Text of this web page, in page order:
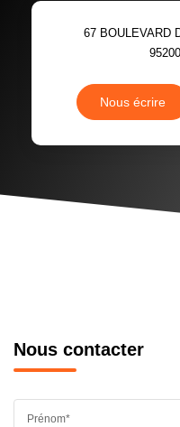
67 BOULEVARD
95200
Nous écrire
Nous contacter
Prénom*